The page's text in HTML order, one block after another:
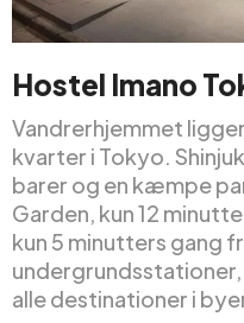
Hostel Imano
Vandrerhjemmet
kvarter i Tokyo.
barer og en kæmpe
Garden, kun 12
kun 5 minutters gang
alle destinationer i